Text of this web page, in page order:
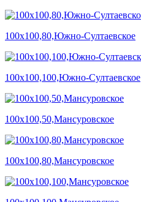
100х100,80,Южно-Султаевское
100х100,100,Южно-Султаевское
100х100,50,Мансуровское
100х100,80,Мансуровское